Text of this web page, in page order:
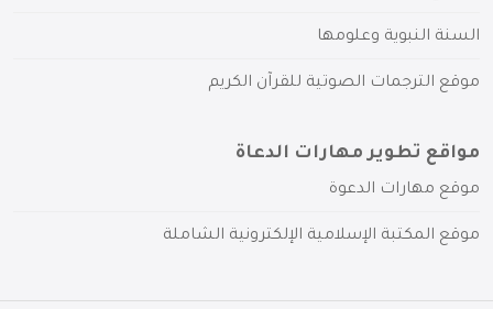
السنة النبوية وعلومها
موقع الترجمات الصوتية للقرآن الكريم
مواقع تطوير مهارات الدعاة
موقع مهارات الدعوة
موقع المكتبة الإسلامية الإلكترونية الشاملة